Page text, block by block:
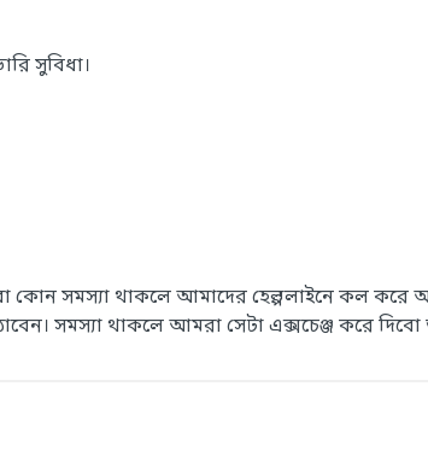
সুবিধা।
কোন সমস্যা থাকলে আমাদের হেল্পলাইনে কল
সমস্যা থাকলে আমরা সেটা এক্সচেঞ্জ করে